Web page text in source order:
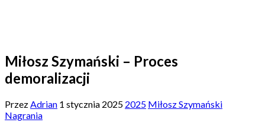
Miłosz Szymański – Proces
demoralizacji
PrzezAdrian 1 stycznia 2025 2025 Miłosz Szymański
Nagrania